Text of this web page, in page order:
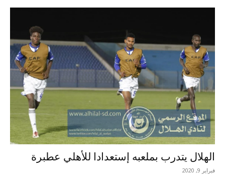
الهلال يتدرب بملعبه إستعدادا للأهلي عطبرة
فبراير 9, 2020